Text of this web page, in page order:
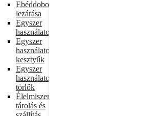
Ebéddobozok
lezárása
Egyszer
használatos
Egyszer
használatos
kesztyűk
Egyszer
használatos
törlők
Élelmiszer-
tárolás és